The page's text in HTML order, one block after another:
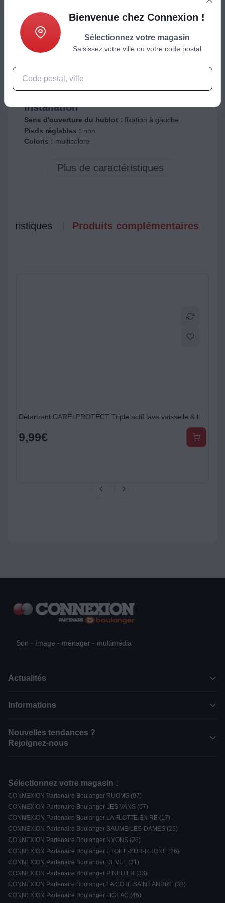
Télécharger la fiche produit
Voir la fiche énergie
Installation
Sens d'ouverture du hublot : fixation à gauche
Pieds réglables : non
Coloris : multicolore
Produits complémentaires
9,99€
Son - Image - ménager - multimédia
Actualités
Informations
Nouvelles tendances ?
Rejoignez-nous
Sélectionnez votre magasin :
CONNEXION Partenaire Boulanger RUOMS (07)
CONNEXION Partenaire Boulanger LES VANS (07)
CONNEXION Partenaire Boulanger LA FLOTTE EN RE (17)
CONNEXION Partenaire Boulanger BAUME-LES-DAMES (25)
CONNEXION Partenaire Boulanger NYONS (26)
CONNEXION Partenaire Boulanger ETOILE-SUR-RHONE (26)
CONNEXION Partenaire Boulanger REVEL (31)
CONNEXION Partenaire Boulanger PINEUILH (33)
CONNEXION Partenaire Boulanger LA COTE SAINT ANDRE (38)
CONNEXION Partenaire Boulanger FIGEAC (46)
Bienvenue chez Connexion !
Sélectionnez votre magasin
Saisissez votre ville ou votre code postal